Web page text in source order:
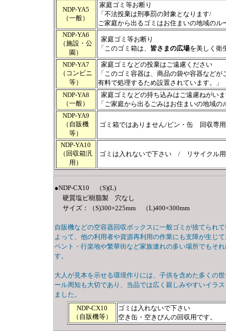
NDP-YA5
（一般）
家庭ゴミ等お断り
「不法投棄は刑事罰の対象となります/
ご家庭から出るゴミはお住まいの地域の
NDP-YA6
（施設・公
園）
家庭ゴミ等お断り
「このゴミ箱は、 皆さまの広場を美しく衛
NDP-YA7
（コンビニ
等）
家庭ゴミなどの投棄はご遠慮ください
「このゴミ容器は、商品の袋や容器など
有料で処理するため設置されています。」
NDP-YA8
（一般）
家庭ゴミなどの持ち込みはご遠慮ねがい
「ご家庭から出るごみはお住まいの地域
NDP-YA9
（自販機
等）
ゴミ箱ではありません/ビン・缶 回収専用
NDP-YA10
（回収箱汎
用）
ゴミは入れないで下さい / リサイクル用
●NDP-CX10 （S)(L)
硬質塩ビ樹脂製 穴なし
サイズ：（S)300×225mm （L)400×300mm
自販機などの空容器回収ボックスに一般ゴミが捨てられ
よって、他の利用者や資源再利用の作業にも支障が生じ
ベント・行楽地や繁華街など家族連れの多い場所でもそ
す。
大人が見本を示せる環境作りには、子供を含めた多くの
ール周知も大切であり、当品では広く親しみやすいイラ
ました。
NDP-CX10
（自販機等）
ゴミは入れないで下さい
空き缶・空きびんの回収用です。